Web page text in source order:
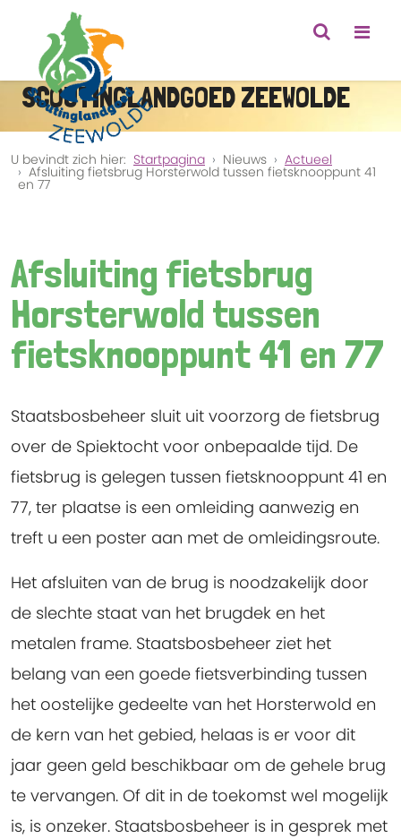
SCOUTINGLANDGOED ZEEWOLDE
U bevindt zich hier: Startpagina Nieuws Actueel
Afsluiting fietsbrug Horsterwold tussen fietsknooppunt 41
en 77
Afsluiting fietsbrug
Horsterwold tussen
fietsknooppunt 41 en 77
Staatsbosbeheer sluit uit voorzorg de fietsbrug
over de Spiektocht voor onbepaalde tijd. De
fietsbrug is gelegen tussen fietsknooppunt 41 en
77, ter plaatse is een omleiding aanwezig en
treft u een poster aan met de omleidingsroute.
Het afsluiten van de brug is noodzakelijk door
de slechte staat van het brugdek en het
metalen frame. Staatsbosbeheer ziet het
belang van een goede fietsverbinding tussen
het oostelijke gedeelte van het Horsterwold en
de kern van het gebied, helaas is er voor dit
jaar geen geld beschikbaar om de gehele brug
te vervangen. Of dit in de toekomst wel mogelijk
is, is onzeker. Staatsbosbeheer is in gesprek met